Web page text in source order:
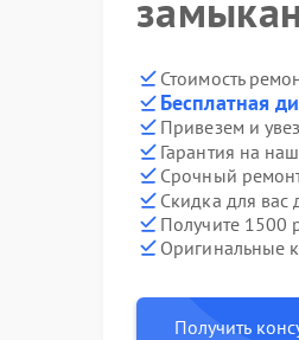
Стоимость
Бесплатная
Привезем и
Гарантия на
Срочный
Скидка для вас
Получите 1500
Оригинальные
Получить